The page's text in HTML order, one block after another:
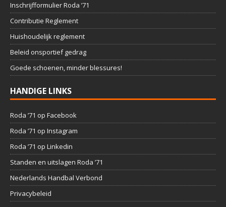
Inschrijfformulier Roda ’71
Contributie Reglement
Huishoudelijk reglement
Beleid onsportief gedrag
Goede schoenen, minder blessures!
HANDIGE LINKS
Roda ’71 op Facebook
Roda ’71 op Instagram
Roda ’71 op Linkedin
Standen en uitslagen Roda ’71
Nederlands Handbal Verbond
Privacybeleid